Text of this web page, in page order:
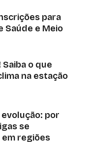
para
Saúde e Meio
o que
na estação
por
se
regiões